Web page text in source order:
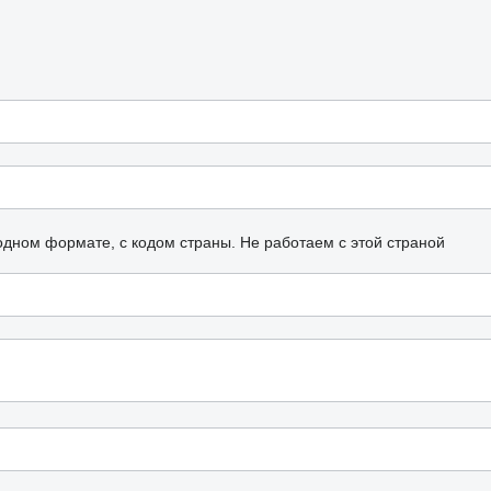
формате, с кодом страны. Не работаем с этой страной